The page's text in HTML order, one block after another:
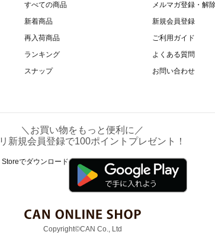
すべての商品
新着商品
再入荷商品
ランキング
スナップ
メルマガ登録・解
新規会員登録
ご利用ガイド
よくある質問
お問い合わせ
＼お買い物をもっと便利に／
新規会員登録で100ポイントプレゼント！
Copyright©CAN Co., Ltd